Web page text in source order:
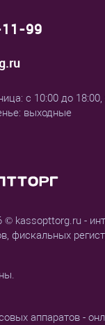
© kassopttorg.ru -
фискальных
аппаратов -
99
с 10:00 до
выходные